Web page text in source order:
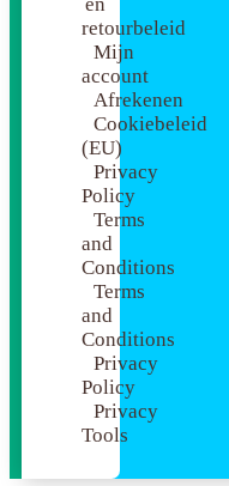
retourbeleid
Mijn
account
Afrekenen
Cookiebeleid
(EU)
Privacy
Policy
Terms
and
Conditions
Terms
and
Conditions
Privacy
Policy
Privacy
Tools